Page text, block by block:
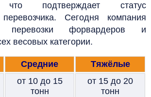
что подтверждает статус
перевозчика. Сегодня компания
перевозки форвардеров и
весовых категории.
Средние
Тяжёлые
от 10 до 15
тонн
от 15 до 20
тонн